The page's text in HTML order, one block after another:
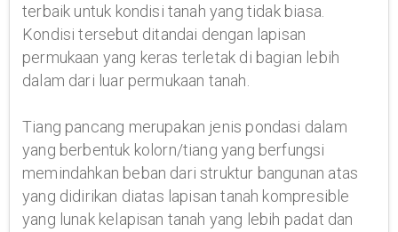
terbaik untuk kondisi tanah yang tidak biasa.
Kondisi tersebut ditandai dengan lapisan
permukaan yang keras terletak di bagian lebih
dalam dari luar permukaan tanah.
Tiang pancang merupakan jenis pondasi dalam
yang berbentuk kolorn/tiang yang berfungsi
memindahkan beban dari struktur bangunan atas
yang didirikan diatas lapisan tanah kompresible
yang lunak kelapisan tanah yang lebih padat dan